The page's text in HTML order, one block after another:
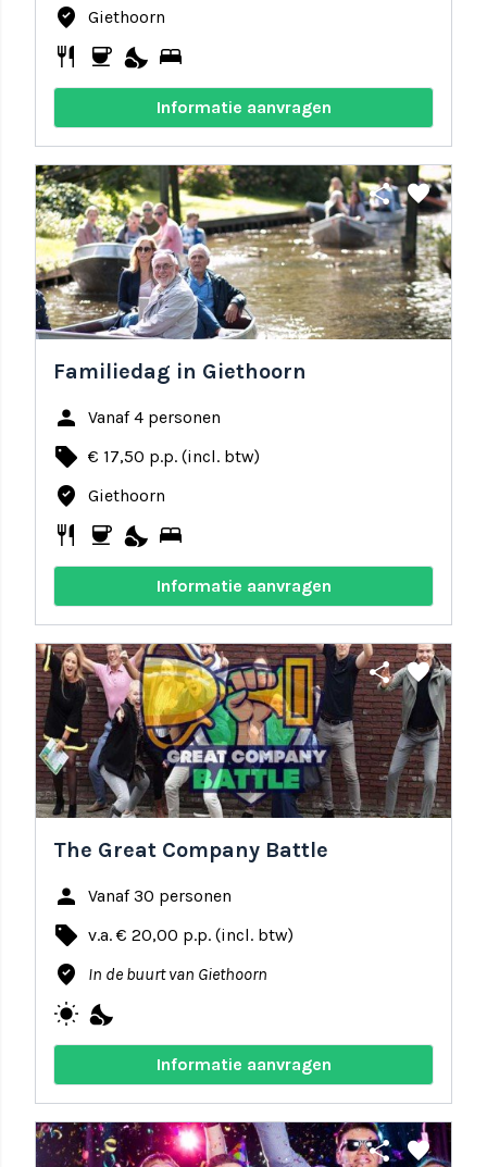
where_to_vote Giethoorn
restaurant coffee nights_stay bed
Informatie aanvragen
share favorite
Familiedag in Giethoorn
person Vanaf 4 personen
local_offer € 17,50 p.p. (incl. btw)
where_to_vote Giethoorn
restaurant coffee nights_stay bed
Informatie aanvragen
share favorite
The Great Company Battle
person Vanaf 30 personen
local_offer v.a. € 20,00 p.p. (incl. btw)
where_to_vote In de buurt van Giethoorn
wb_sunny nights_stay
Informatie aanvragen
share favorite